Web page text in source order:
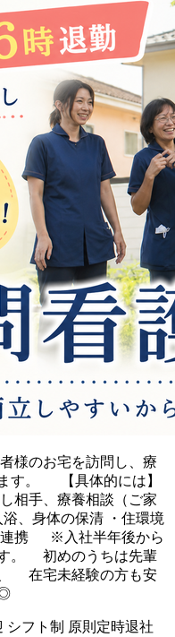
様のお宅を訪問し、療
す。 【具体的には】
相手、療養相談（ご家
、身体の保清 ・住環境
連携 ※入社半年後から
。 初めのうちは先輩
在宅未経験の方も安
◎
シフト制 原則定時退社